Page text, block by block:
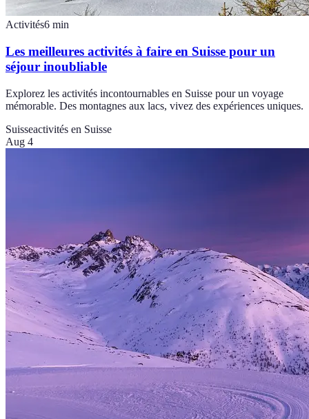
Activités6 min
Les meilleures activités à faire en Suisse pour un
séjour inoubliable
Explorez les activités incontournables en Suisse pour un voyage
mémorable. Des montagnes aux lacs, vivez des expériences uniques.
Suisseactivités en Suisse
Aug 4